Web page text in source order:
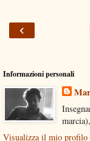
‹
Informazioni personali
Visualizza il mio profilo